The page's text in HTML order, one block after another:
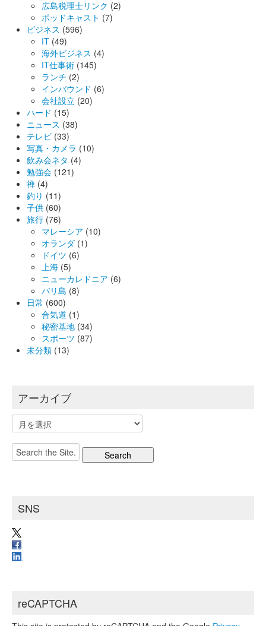
広島税理士リンク (2)
ポッドキャスト (7)
ビジネス (596)
IT (49)
海外ビジネス (4)
IT仕事術 (145)
ランチ (2)
インバウンド (6)
会社設立 (20)
ハード (15)
ニュース (38)
テレビ (33)
写真・カメラ (10)
飲み会ネタ (4)
勉強会 (121)
禅 (4)
釣り (11)
子供 (60)
旅行 (76)
マレーシア (10)
オランダ (1)
ドイツ (6)
上海 (5)
ニューカレドニア (6)
バリ島 (8)
日常 (600)
合気道 (1)
秘密基地 (34)
スポーツ (87)
未分類 (13)
アーカイブ
ー
カ
イ
Search
for:
SNS
reCAPTCHA